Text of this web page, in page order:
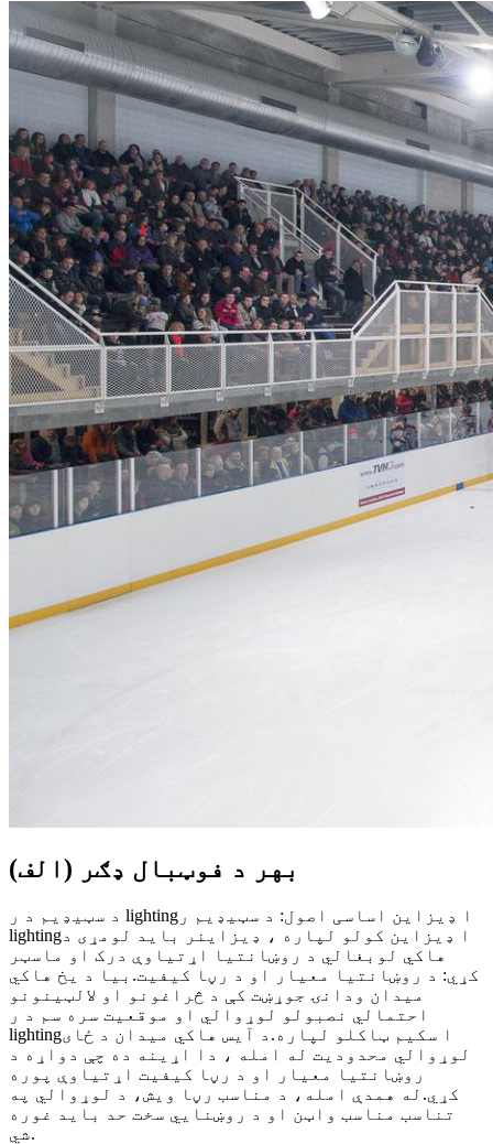
(الف) بهر د فوټبال ډګر
د سټیډیم د ر lightingا ډیزاین اساسی اصول: د سټیډیم ر
lightingا ډیزاین کولو لپاره ، ډیزاینر باید لومړی د
هاکي لوبغالي د روښانتیا اړتیاوې درک او ماسټر
کړي: د روښانتیا معیار او د رڼا کیفیت.بیا د یخ هاکي
میدان ودانۍ جوړښت کې د څراغونو او لالټینونو
احتمالي نصبولو لوړوالي او موقعیت سره سم د ر
lightingا سکیم ټاکلو لپاره.د آیس هاکي میدان د ځای
لوړوالي محدودیت له امله ، دا اړینه ده چې دواړه د
روښانتیا معیار او د رڼا کیفیت اړتیاوې پوره
کړي.له همدې امله، د مناسب رڼا ویش، د لوړوالي په
تناسب مناسب واټن او د روښنايي سخت حد باید غوره
شي.